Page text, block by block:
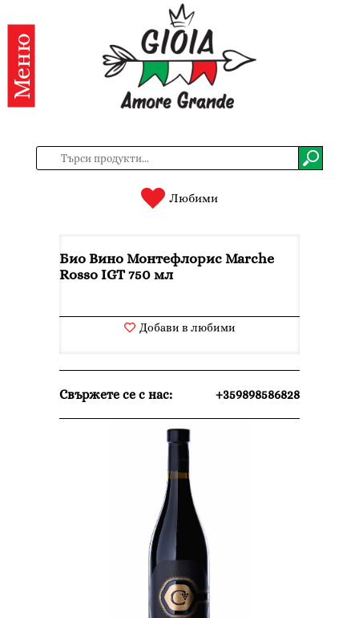
Категории
Продукти
нас
Вход
Регистрация
EN
Меню
Любими
Био Вино Монтефлорис Marche
Rosso IGT 750 мл
Добави в любими
Свържете се с нас: +359898586828